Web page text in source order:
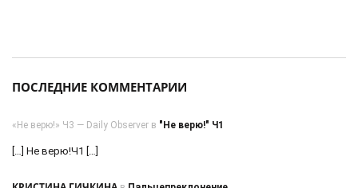
ПОСЛЕДНИЕ КОММЕНТАРИИ
«Не верю!» Ч3 — Daily Observer в "Не верю!" Ч1
[…] Не верю!Ч1 […]